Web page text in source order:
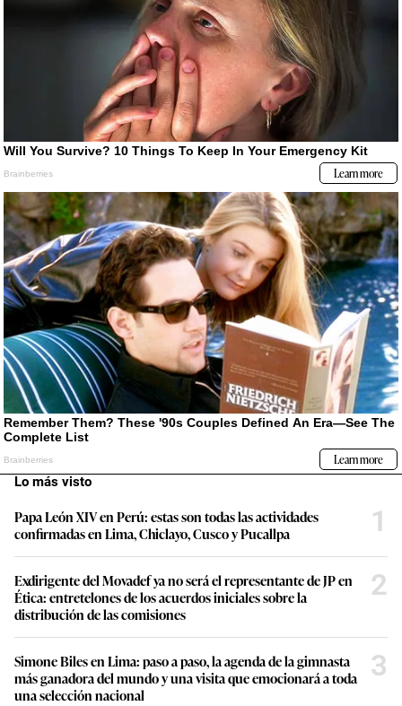
Lo más visto
Papa León XIV en Perú: estas son todas las actividades
confirmadas en Lima, Chiclayo, Cusco y Pucallpa
1
Exdirigente del Movadef ya no será el representante de JP en
Ética: entretelones de los acuerdos iniciales sobre la
distribución de las comisiones
2
Simone Biles en Lima: paso a paso, la agenda de la gimnasta
más ganadora del mundo y una visita que emocionará a toda
una selección nacional
3